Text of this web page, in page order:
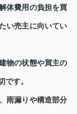
体費用の負担を買
い売主に向いてい
物の状態や買主の
です。
雨漏りや構造部分